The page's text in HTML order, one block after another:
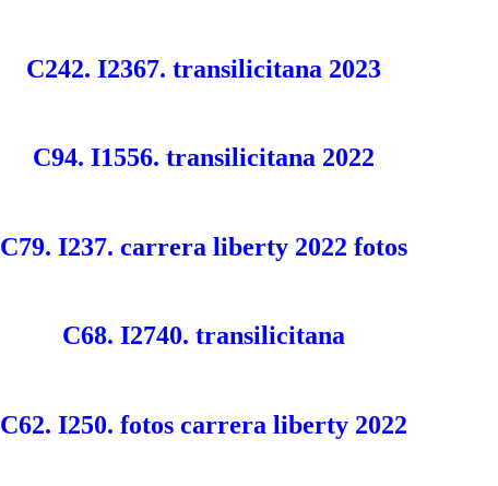
C242. I2367. transilicitana 2023
C94. I1556. transilicitana 2022
C79. I237. carrera liberty 2022 fotos
C68. I2740. transilicitana
C62. I250. fotos carrera liberty 2022